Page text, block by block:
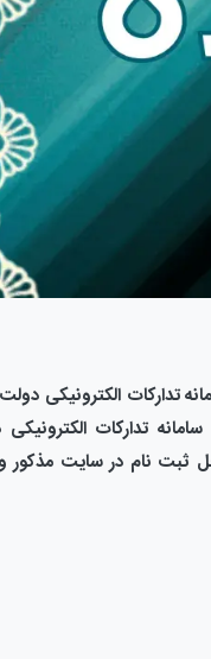
تدارکات الکترونیکی دولت
سامانه تدارکات
ثبت نام در سایت مذکور